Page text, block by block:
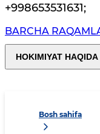
+998653531631;
BARCHA
HOKIMIYAT HAQIDA
Bosh sahifa